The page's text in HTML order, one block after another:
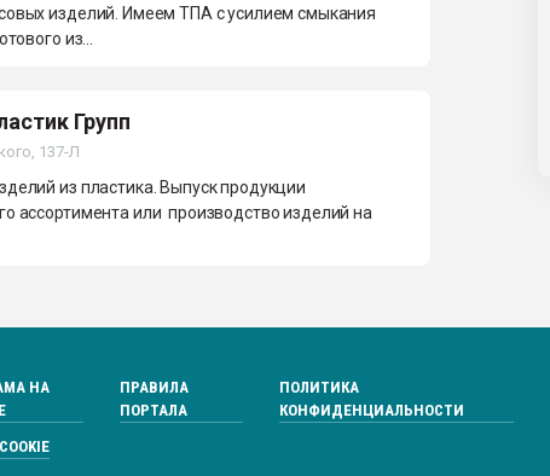
изделий. Имеем ТПА с усилием смыкания
из...
Групп
137-Л
из пластика. Выпуск продукции
ассортимента или производство изделий на
НА
ПРАВИЛА
ПОРТАЛА
ПОЛИТИКА
КОНФИДЕНЦИАЛЬНОСТИ